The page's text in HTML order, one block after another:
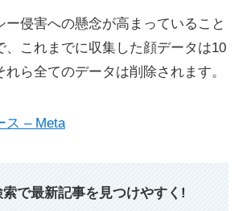
ー侵害への懸念が高まっていること
、これまでに収集した顔データは10
ら全てのデータは削除されます。
ス – Meta
で最新記事を見つけやすく!